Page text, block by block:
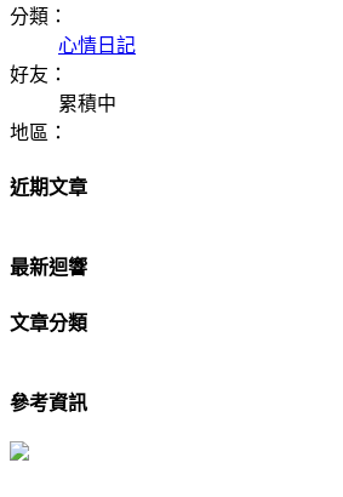
分類：
心情日記
好友：
累積中
地區：
近期文章
最新迴響
文章分類
參考資訊